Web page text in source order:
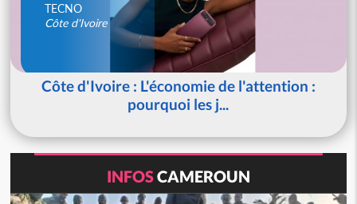
TECNO
Côte d'Ivoire
Côte d'Ivoire : L'économie de l'attention :
pourquoi les j...
INFOSCAMEROUN